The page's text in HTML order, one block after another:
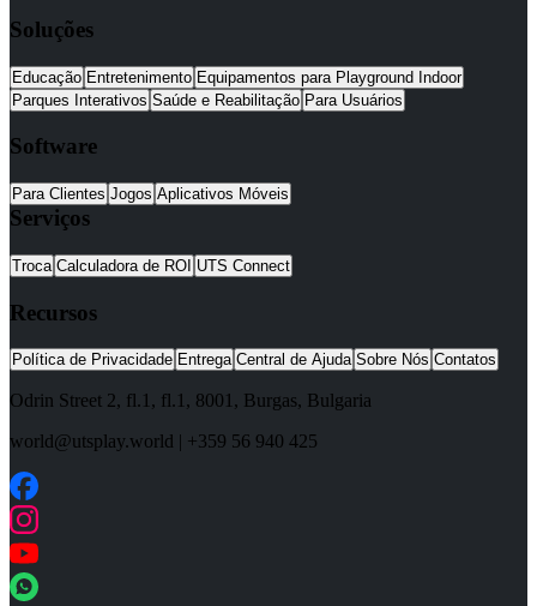
Soluções
Educação Entretenimento Equipamentos para Playground Indoor
Parques Interativos Saúde e Reabilitação Para Usuários
Software
Para Clientes Jogos Aplicativos Móveis
Serviços
Troca Calculadora de ROI UTS Connect
Recursos
Política de Privacidade Entrega Central de Ajuda Sobre Nós Contatos
Odrin Street 2, fl.1 , fl.1, 8001 , Burgas, Bulgaria
world@utsplay.world | +359 56 940 425